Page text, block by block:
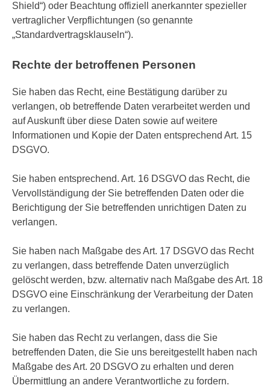
Shield“) oder Beachtung offiziell anerkannter spezieller
vertraglicher Verpflichtungen (so genannte
„Standardvertragsklauseln“).
Rechte der betroffenen Personen
Sie haben das Recht, eine Bestätigung darüber zu
verlangen, ob betreffende Daten verarbeitet werden und
auf Auskunft über diese Daten sowie auf weitere
Informationen und Kopie der Daten entsprechend Art. 15
DSGVO.
Sie haben entsprechend. Art. 16 DSGVO das Recht, die
Vervollständigung der Sie betreffenden Daten oder die
Berichtigung der Sie betreffenden unrichtigen Daten zu
verlangen.
Sie haben nach Maßgabe des Art. 17 DSGVO das Recht
zu verlangen, dass betreffende Daten unverzüglich
gelöscht werden, bzw. alternativ nach Maßgabe des Art. 18
DSGVO eine Einschränkung der Verarbeitung der Daten
zu verlangen.
Sie haben das Recht zu verlangen, dass die Sie
betreffenden Daten, die Sie uns bereitgestellt haben nach
Maßgabe des Art. 20 DSGVO zu erhalten und deren
Übermittlung an andere Verantwortliche zu fordern.